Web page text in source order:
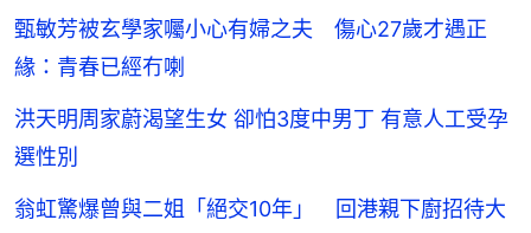
甄敏芳被玄學家囑小心有婦之夫 傷心27歲才遇正
緣：青春已經冇喇
洪天明周家蔚渴望生女 卻怕3度中男丁 有意人工受孕
選性別
翁虹驚爆曾與二姐「絕交10年」 回港親下廚招待大